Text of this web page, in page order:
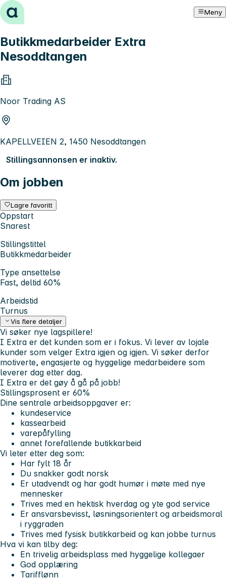
Hopp til innhold Meny
Butikkmedarbeider Extra
Nesoddtangen
Noor Trading AS
KAPELLVEIEN 2, 1450 Nesoddtangen
Stillingsannonsen er inaktiv.
Om jobben
Lagre favoritt
Oppstart
Snarest
Stillingstittel
Butikkmedarbeider
Type ansettelse
Fast, deltid 60%
Arbeidstid
Turnus
Vis flere detaljer
Vi søker nye lagspillere!
I Extra er det kunden som er i fokus. Vi lever av lojale
kunder som velger Extra igjen og igjen. Vi søker derfor
motiverte, engasjerte og hyggelige medarbeidere som
leverer dag etter dag.
I Extra er det gøy å gå på jobb!
Stillingsprosent er 60%
Dine sentrale arbeidsoppgaver er:
kundeservice
kassearbeid
varepåfylling
annet forefallende butikkarbeid
Vi leter etter deg som:
Har fylt 18 år
Du snakker godt norsk
Er utadvendt og har godt humør i møte med nye
mennesker
Trives med en hektisk hverdag og yte god service
Er ansvarsbevisst, løsningsorientert og arbeidsmoral
i ryggraden
Trives med fysisk butikkarbeid og kan jobbe turnus
Hva vi kan tilby deg:
En trivelig arbeidsplass med hyggelige kollegaer
God opplæring
Tarifflønn